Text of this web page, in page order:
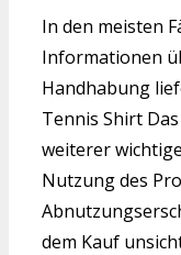
In den meisten
Informationen
Handhabung
Tennis Shirt
weiterer
Nutzung des
dem Kauf